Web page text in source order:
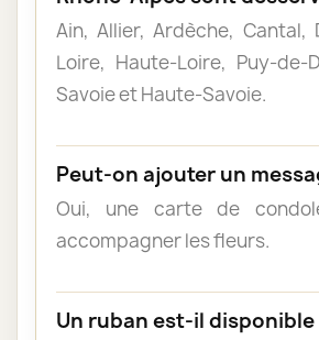
Ain, Allier, Ardèche, Cantal,
Loire, Haute-Loire, Puy-de-
Savoie et Haute-Savoie.
Peut-on ajouter un
Oui, une carte de
accompagner les fleurs.
Un ruban est-il disponible